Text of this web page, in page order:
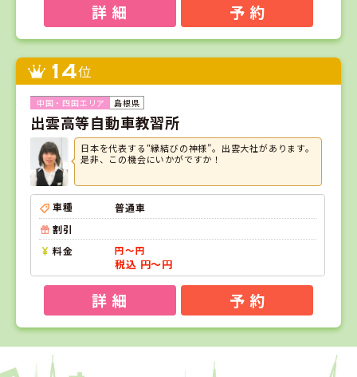
詳 細 予 約
14位
島根県
出雲高等自動車教習所
日本を代表する“縁結びの神様”。出雲大社があります。
是非、この機会にいかがですか！
車種
普通車
割引
料金
円～円
税込 円～円
詳 細 予 約
1